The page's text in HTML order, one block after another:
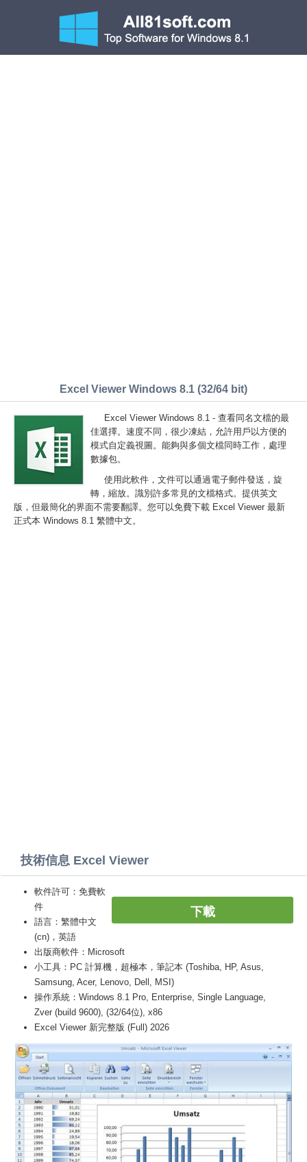
Excel Viewer Windows 8.1 (32/64 bit)
Excel Viewer Windows 8.1 - 查看同名文檔的最
佳選擇。速度不同，很少凍結，允許用戶以方便的
模式自定義視圖。能夠與多個文檔同時工作，處理
數據包。
使用此軟件，文件可以通過電子郵件發送，旋
轉，縮放。識別許多常見的文檔格式。提供英文
版，但最簡化的界面不需要翻譯。您可以免費下載 Excel Viewer 最新
正式本 Windows 8.1 繁體中文。
技術信息 Excel Viewer
下載
軟件許可：免費軟
件
語言：繁體中文
(cn)，英語
出版商軟件：Microsoft
小工具：PC 計算機，超極本，筆記本 (Toshiba, HP, Asus,
Samsung, Acer, Lenovo, Dell, MSI)
操作系統：Windows 8.1 Pro, Enterprise, Single Language,
Zver (build 9600), (32/64位), x86
Excel Viewer 新完整版 (Full) 2026